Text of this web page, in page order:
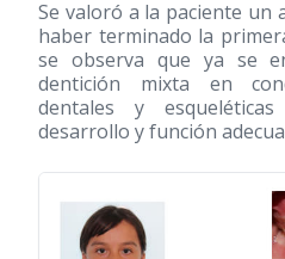
Se valoró a la paciente un
haber terminado la
se observa que ya se
dentición mixta en
dentales y
desarrollo y función